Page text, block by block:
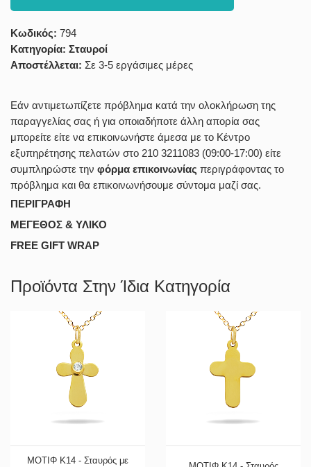
Κωδικός: 794
Κατηγορία: Σταυροί
Αποστέλλεται: Σε 3-5 εργάσιμες μέρες
Εάν αντιμετωπίζετε πρόβλημα κατά την ολοκλήρωση της
παραγγελίας σας ή για οποιαδήποτε άλλη απορία σας
μπορείτε είτε να επικοινωνήστε άμεσα με το Κέντρο
εξυπηρέτησης πελατών στο 210 3211083 (09:00-17:00) είτε
συμπληρώστε την φόρμα επικοινωνίας περιγράφοντας το
πρόβλημα και θα επικοινωνήσουμε σύντομα μαζί σας.
ΠΕΡΙΓΡΑΦΗ
ΜΕΓΕΘΟΣ & ΥΛΙΚΟ
FREE GIFT WRAP
Προϊόντα Στην Ίδια Κατηγορία
ΜΟΤΙΦ Κ14 - Σταυρός με